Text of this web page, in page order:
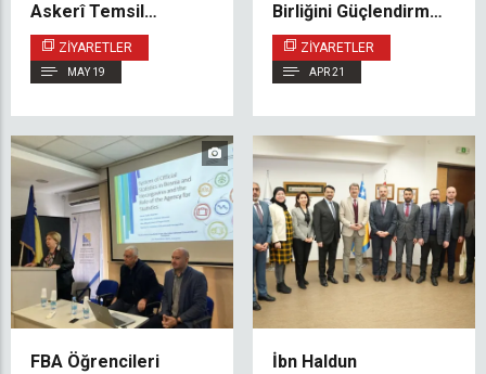
Askerî Temsil
Heyetini Ziyaret Etti
ZIYARETLER
MAY 19
Birliğini Güçlendirme
Fırsatlarını
Değerlendirdi
ZIYARETLER
APR 21
FBA Öğrencileri
İbn Haldun